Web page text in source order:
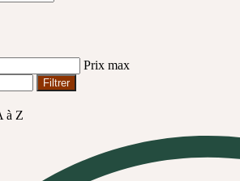
Prix max
Filtrer
à Z